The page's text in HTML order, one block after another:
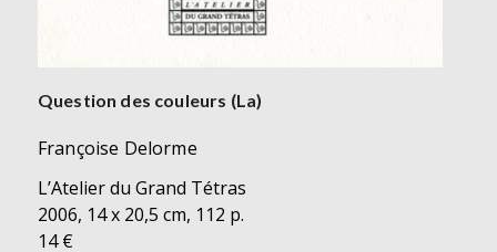
Question des couleurs (La)
Françoise Delorme
L’Atelier du Grand Tétras
2006, 14 x 20,5 cm, 112 p.
14 €